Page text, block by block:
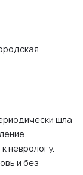
шла
неврологу.
и без